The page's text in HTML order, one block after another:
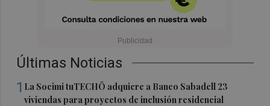
Últimas Noticias
1 La Socimi tuTECHÔ adquiere a Banco Sabadell 23
viviendas para proyectos de inclusión residencial